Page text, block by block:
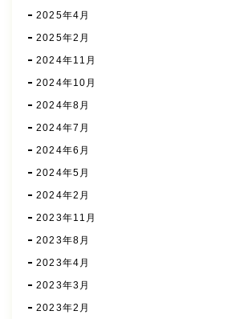
2025年4月
2025年2月
2024年11月
2024年10月
2024年8月
2024年7月
2024年6月
2024年5月
2024年2月
2023年11月
2023年8月
2023年4月
2023年3月
2023年2月